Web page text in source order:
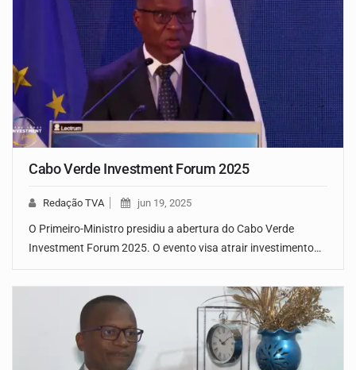
Cabo Verde Investment Forum 2025
Redação TVA jun 19, 2025
O Primeiro-Ministro presidiu a abertura do Cabo Verde
Investment Forum 2025. O evento visa atrair investimento…